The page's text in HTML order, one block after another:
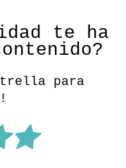
te ha
para